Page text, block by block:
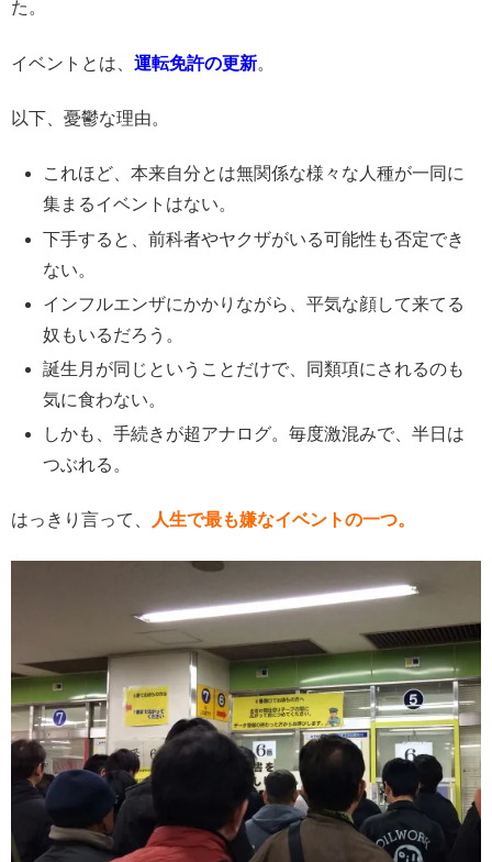
た。
イベントとは、 運転免許の更新。
以下、憂鬱な理由。
これほど、本来自分とは無関係な様々な人種が一同に
集まるイベントはない。
下手すると、前科者やヤクザがいる可能性も否定でき
ない。
インフルエンザにかかりながら、平気な顔して来てる
奴もいるだろう。
誕生月が同じということだけで、同類項にされるのも
気に食わない。
しかも、手続きが超アナログ。毎度激混みで、半日は
つぶれる。
はっきり言って、 人生で最も嫌なイベントの一つ。